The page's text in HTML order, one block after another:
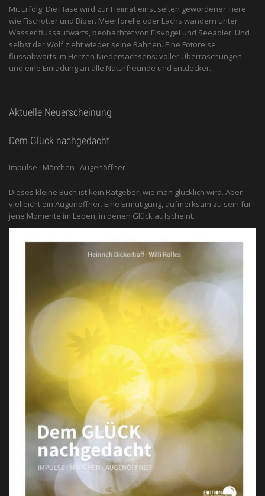
Mit Erfolg: Die Hase wird zur Heimat einst selten gewordener Tiere
wie Fischotter und Biber. Meerforelle oder Lachs wandern unter
Wasser flussaufwärts, beobachtet von Eis­vogel und See­adler. Und
selbst der Wolf zieht wieder seine Bahnen. Eine Fotoreise
flussabwärts im Herzen Niedersachsens: voller Überraschungen
und eine Einladung an alle ­Naturfreunde und Entdecker.
Aktuelle Neuerscheinung
Dem Glück nachgedacht
Impulse · Märchen · Augenöffner
Dieses kleine Buch ist kein Ratgeber, wie man glücklich wird. Aber
vielleicht ein Augenöffner. Eine Ermutigung, aufmerksam zu sein für
jene Momente im Leben, in denen Glück aufscheint.